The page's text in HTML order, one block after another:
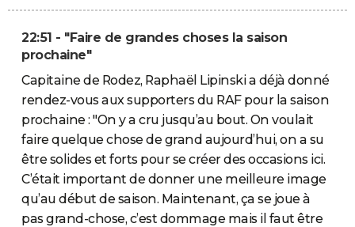
22:51 - "Faire de grandes choses la saison
prochaine"
Capitaine de Rodez, Raphaël Lipinski a déjà donné
rendez-vous aux supporters du RAF pour la saison
prochaine : "On y a cru jusqu’au bout. On voulait
faire quelque chose de grand aujourd’hui, on a su
être solides et forts pour se créer des occasions ici.
C’était important de donner une meilleure image
qu’au début de saison. Maintenant, ça se joue à
pas grand-chose, c’est dommage mais il faut être